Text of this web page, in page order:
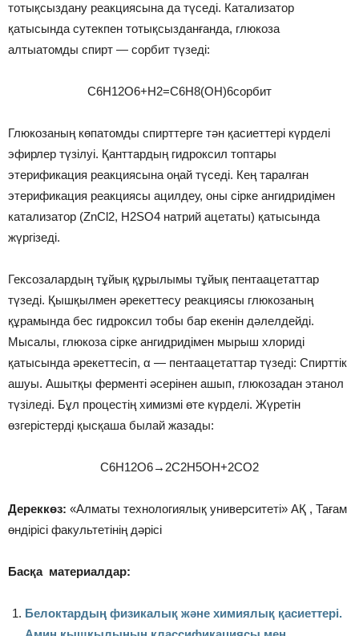
тотықсыздану реакциясына да түседі. Катализатор
қатысында сутекпен тотықсызданғанда, глюкоза
алтыатомды спирт — сорбит түзеді:
C6H12O6+H2=C6H8(OH)6сорбит
Глюкозаның көпатомды спирттерге тән қасиеттері күрделі
эфирлер түзілуі. Қанттардың гидроксил топтары
этерификация реакциясына оңай түседі. Кең таралған
этерификация реакциясы ацилдеу, оны сірке ангидридімен
катализатор (ZnCl2, H2SO4 натрий ацетаты) қатысында
жүргізеді.
Гексозалардың тұйық құрылымы тұйық пентаацетаттар
түзеді. Қышқылмен әрекеттесу реакциясы глюкозаның
құрамында бес гидроксил тобы бар екенін дәлелдейді.
Мысалы, глюкоза сірке ангидридімен мырыш хлориді
қатысында әрекеттесіп, α — пентаацетаттар түзеді: Спирттік
ашуы. Ашытқы ферменті әсерінен ашып, глюкозадан этанол
түзіледі. Бұл процестің химизмі өте күрделі. Жүретін
өзгерістерді қысқаша былай жазады:
С6Н12O6→2С2Н5ОН+2СO2
Дереккөз: «Алматы технологиялық университеті» АҚ , Тағам
өндірісі факультетінің дәрісі
Басқа материалдар:
Белоктардың физикалық және химиялық қасиеттері.